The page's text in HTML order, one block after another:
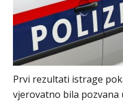
Prvi rezultati istrage
vjerovatno bila pozvana